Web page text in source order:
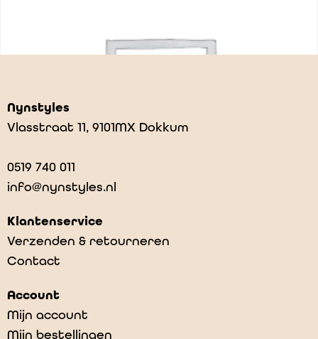
€0,00
Nynstyles
Vlasstraat 11, 9101MX Dokkum
0519 740 011
info@nynstyles.nl
Klantenservice
Verzenden & retourneren
Contact
Account
Mijn account
Mijn bestellingen